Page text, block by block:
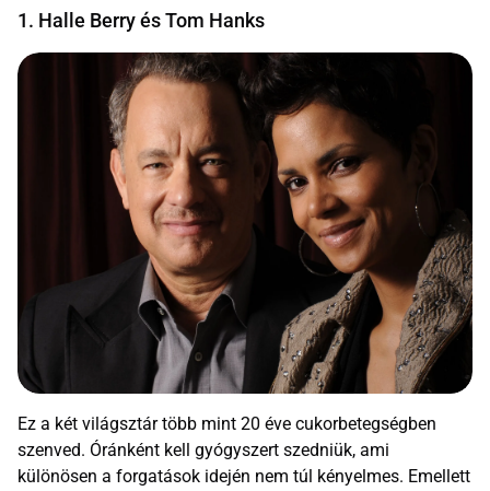
1. Halle Berry és Tom Hanks
Ez a két világsztár több mint 20 éve cukorbetegségben
szenved. Óránként kell gyógyszert szedniük, ami
különösen a forgatások idején nem túl kényelmes. Emellett